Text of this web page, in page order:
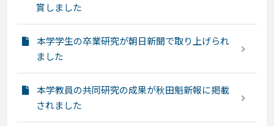
賞しました
本学学生の卒業研究が朝日新聞で取り上げられ
ました
本学教員の共同研究の成果が秋田魁新報に掲載
されました